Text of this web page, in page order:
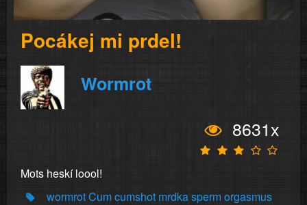
Pocákej mi prdel!
Wormrot
8631x
Mots heskí loool!
wormrotCumcumshot mrdkaspermorgasmus